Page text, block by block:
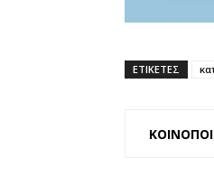
ΕΤΙΚΕΤΕΣ